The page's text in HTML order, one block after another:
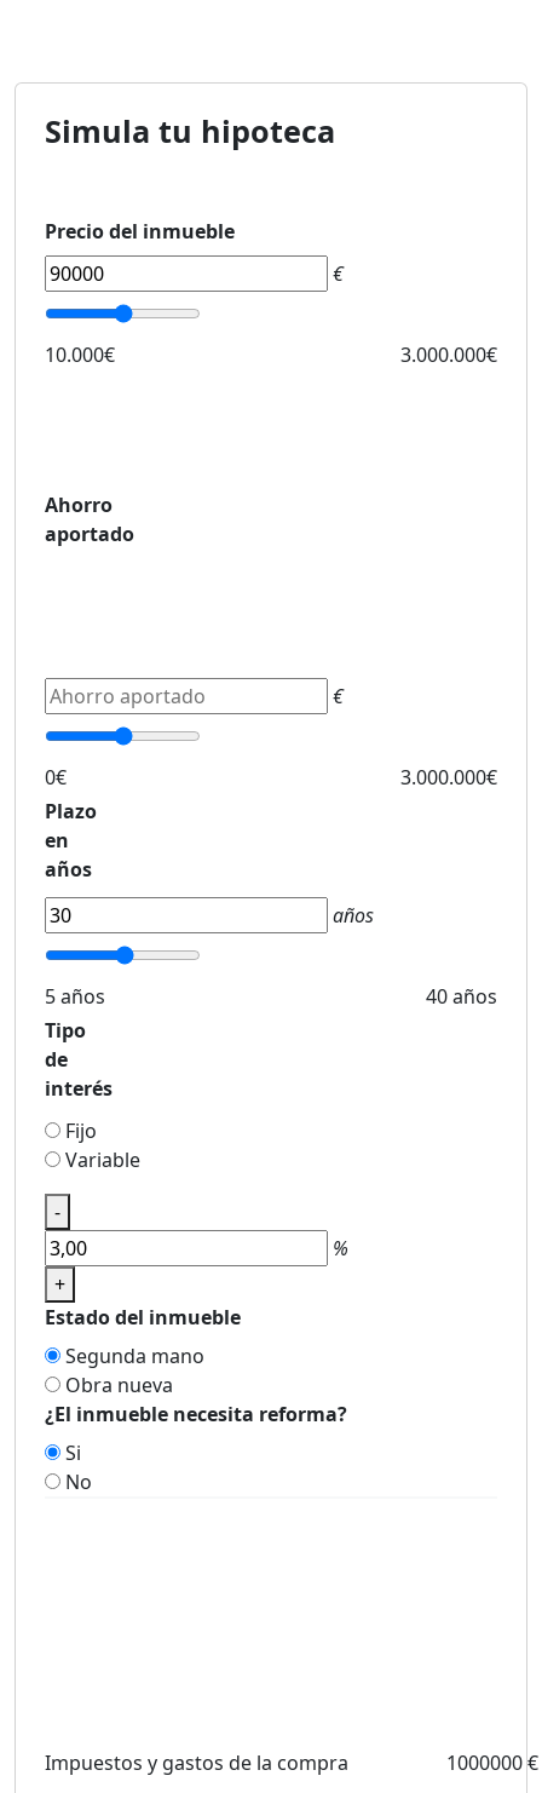
Simula tu hipoteca
Precio del inmueble
€
10.000€ 3.000.000€
Ahorro
aportado
€
0€
3.000.000€
Plazo
en
años
años
5 años
40 años
Tipo
de
interés
Fijo
Variable
-
%
+
Estado del inmueble
Segunda mano
Obra nueva
¿El inmueble necesita reforma?
Si
No
Impuestos y gastos de la compra 1000000 €